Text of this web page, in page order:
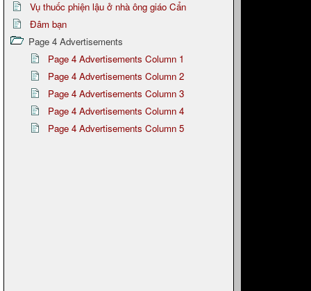
Vụ thuốc phiện lậu ở nhà ông giáo Cẩn
Đâm bạn
Page 4 Advertisements
Page 4 Advertisements Column 1
Page 4 Advertisements Column 2
Page 4 Advertisements Column 3
Page 4 Advertisements Column 4
Page 4 Advertisements Column 5